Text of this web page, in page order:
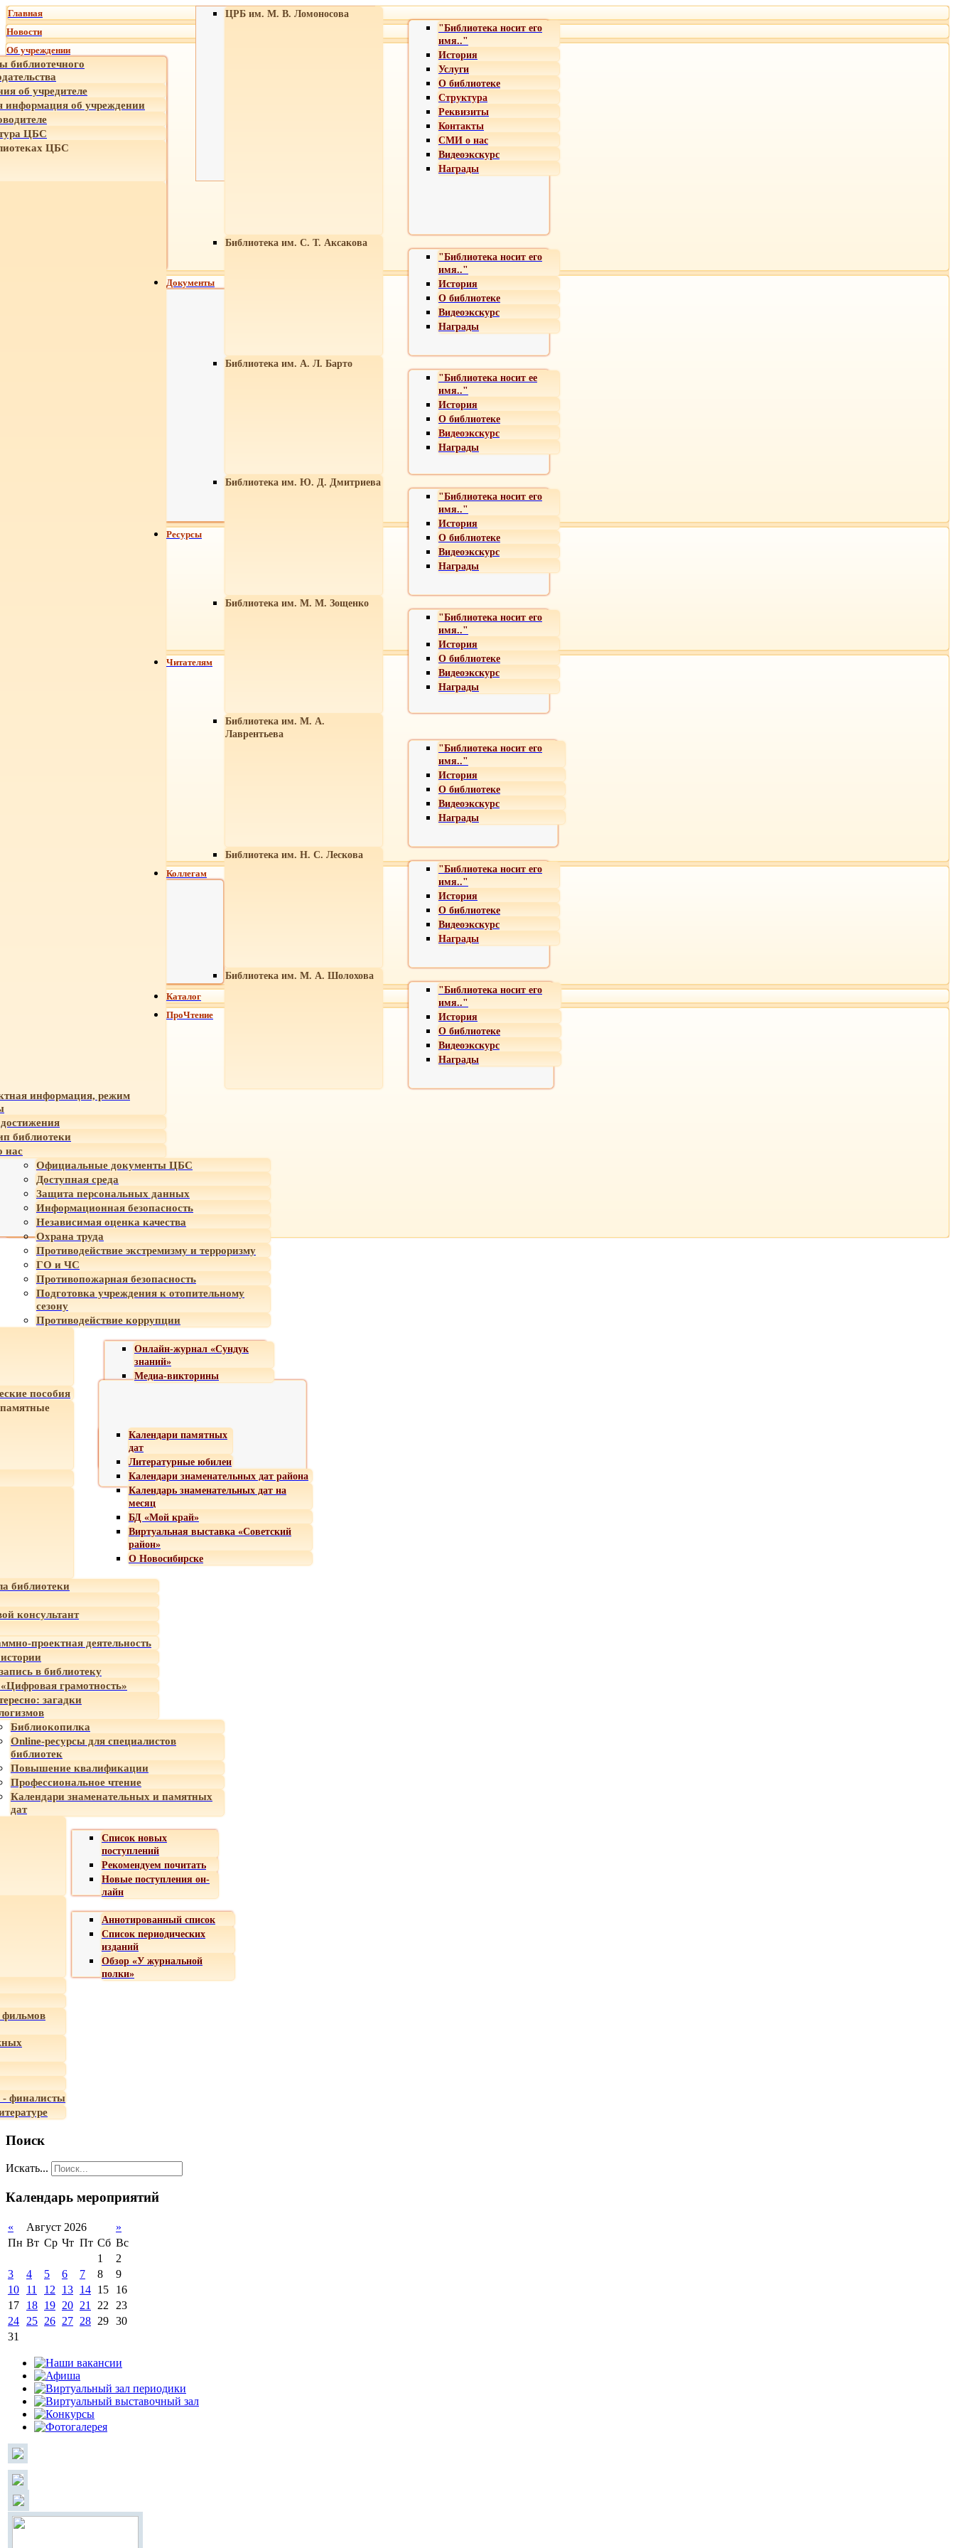
Главная
Новости
Об учреждении
библиотечного
об учредителе
об учреждении
ЦБС
ЦБС
ЦРБ им. М. В. Ломоносова
"Библиотека носит его
имя.."
История
Услуги
О библиотеке
Структура
Реквизиты
Контакты
СМИ о нас
Видеоэкскурс
Награды
Библиотека им. С. Т. Аксакова
"Библиотека носит его
имя.."
История
О библиотеке
Видеоэкскурс
Награды
Библиотека им. А. Л. Барто
"Библиотека носит ее
имя.."
История
О библиотеке
Видеоэкскурс
Награды
Библиотека им. Ю. Д. Дмитриева
"Библиотека носит его
имя.."
История
О библиотеке
Видеоэкскурс
Награды
Библиотека им. М. М. Зощенко
"Библиотека носит его
имя.."
История
О библиотеке
Видеоэкскурс
Награды
Библиотека им. М. А.
Лаврентьева
"Библиотека носит его
имя.."
История
О библиотеке
Видеоэкскурс
Награды
Библиотека им. Н. С. Лескова
"Библиотека носит его
имя.."
История
О библиотеке
Видеоэкскурс
Награды
Библиотека им. М. А. Шолохова
"Библиотека носит его
имя.."
История
О библиотеке
Видеоэкскурс
Награды
информация, режим
библиотеки
нас
Документы
Официальные документы ЦБС
Доступная среда
Защита персональных данных
Информационная безопасность
Независимая оценка качества
Охрана труда
Противодействие экстремизму и терроризму
ГО и ЧС
Противопожарная безопасность
Подготовка учреждения к отопительному
сезону
Противодействие коррупции
Ресурсы
Онлайн-журнал «Сундук
знаний»
Медиа-викторины
пособия
Календари памятных
дат
Литературные юбилеи
Календари знаменательных дат района
Календарь знаменательных дат на
месяц
БД «Мой край»
Виртуальная выставка «Советский
район»
О Новосибирске
Читателям
библиотеки
консультант
проектная деятельность
в библиотеку
грамотность»
загадки
Коллегам
Библиокопилка
Online-ресурсы для специалистов
библиотек
Повышение квалификации
Профессиональное чтение
Календари знаменательных и памятных
дат
Каталог
ПроЧтение
Список новых
поступлений
Рекомендуем почитать
Новые поступления он-
лайн
Аннотированный список
Список периодических
изданий
Обзор «У журнальной
полки»
- финалисты
Поиск
Искать...
Календарь мероприятий
« Август 2026
»
Пн Вт Ср Чт Пт Сб Вс
1
2
3
4 5 6 7 8
9
10
11 12 13 14 15
16
17
18 19 20 21 22
23
24
25 26 27 28 29 30
31